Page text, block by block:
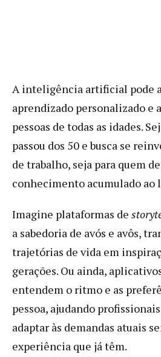
A inteligência artificial pode
aprendizado personalizado e
pessoas de todas as idades.
passou dos 50 e busca se
de trabalho, seja para quem
conhecimento acumulado ao
Imagine plataformas de
a sabedoria de avós e avôs,
trajetórias de vida em
gerações. Ou ainda,
entendem o ritmo e as
pessoa, ajudando
adaptar às demandas atuais
experiência que já têm.